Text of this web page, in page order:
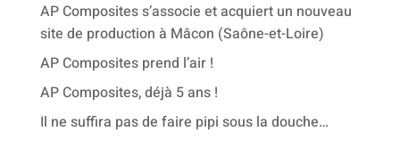
AP Composites s’associe et acquiert un nouveau
site de production à Mâcon (Saône-et-Loire)
AP Composites prend l’air !
AP Composites, déjà 5 ans !
Il ne suffira pas de faire pipi sous la douche…